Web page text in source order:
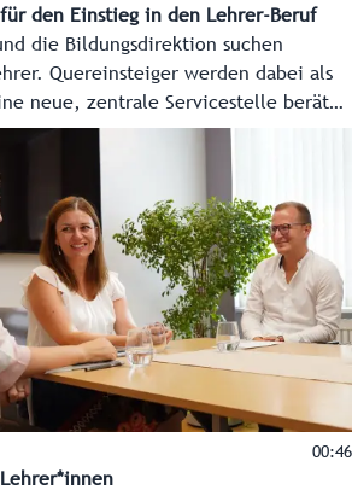
den Einstieg in den Lehrer-Beruf
die Bildungsdirektion suchen
Quereinsteiger werden dabei als
neue, zentrale Servicestelle berät
und professionell, wie man in den
kann.
00:46